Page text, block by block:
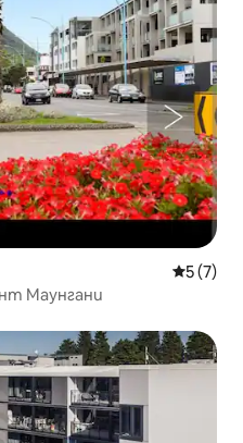
Средна
5 (7)
Маунгани